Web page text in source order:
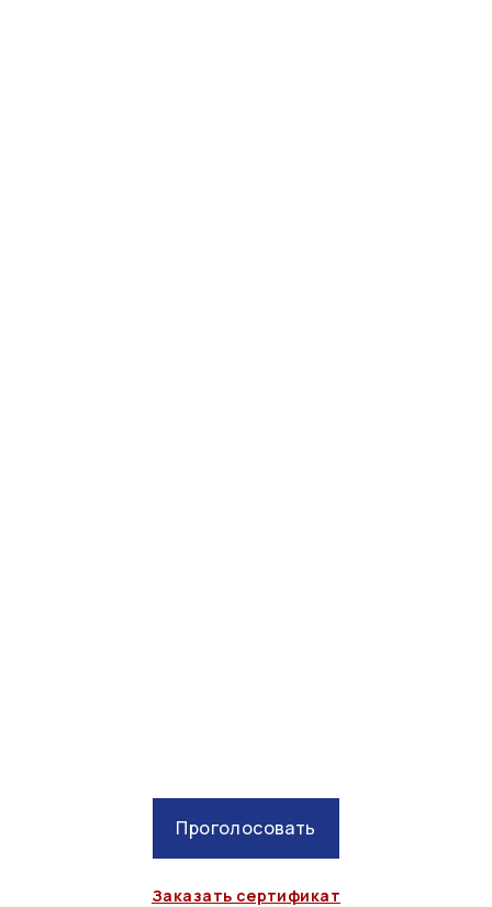
Проголосовать
Заказать сертификат